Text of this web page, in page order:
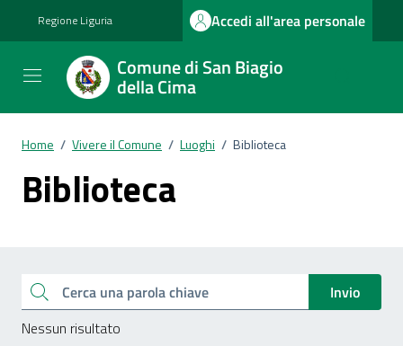
Regione Liguria Accedi all'area personale
Comune di San Biagio
della Cima
Home / Vivere il Comune / Luoghi / Biblioteca
Biblioteca
Esplora tutti i documenti
Cerca una parola chiave
Invio
Nessun risultato